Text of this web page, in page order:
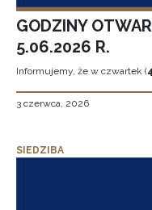
GODZINY
5.06.2026 R.
Informujemy, że w czwartek (
3 czerwca, 2026
SIEDZIBA